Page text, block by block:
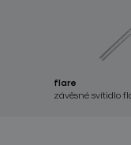
flare
závěsné svítidlo